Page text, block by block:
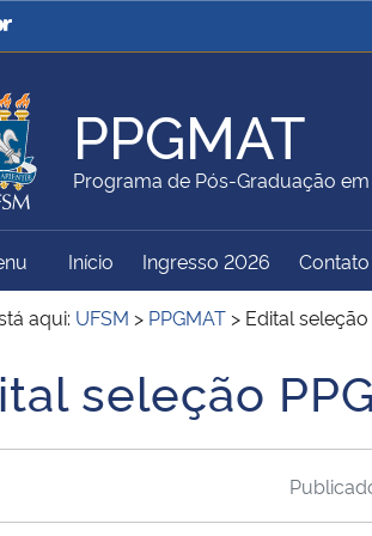
Ministério da Justiça e
da Agricultura,
e Abastecimento
Ministério da Educação
do Meio Ambiente Ministério do Turismo
de Governo
Gabinete de Segurança
PPGMAT
Programa de Pós-Graduação
Menu Principal do Sítio
Início Ingresso 2026 Contato
aqui: UFSM > PPGMAT > Edital
conteúdoseleção